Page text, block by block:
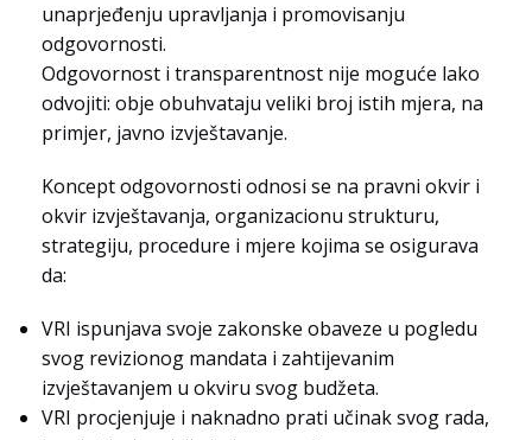
unaprjeđenju upravljanja i promovisanju
odgovornosti.
Odgovornost i transparentnost nije moguće lako
odvojiti: obje obuhvataju veliki broj istih mjera, na
primjer, javno izvještavanje.
Koncept odgovornosti odnosi se na pravni okvir i
okvir izvještavanja, organizacionu strukturu,
strategiju, procedure i mjere kojima se osigurava
da:
VRI ispunjava svoje zakonske obaveze u pogledu
svog revizionog mandata i zahtijevanim
izvještavanjem u okviru svog budžeta.
VRI procjenjuje i naknadno prati učinak svog rada,